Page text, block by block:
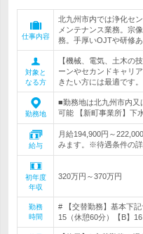
仕事内容
北九州市内では浄化セ
メンテナンス業務。宗
務。手厚いOJTや研修あ
対象と
なる方
【機械、電気、土木の
ーンやセカンドキャリ
きたい方には最適です。
勤務地
■勤務地は北九州市内
可能 【新町事業所】下
給与
月給194,900円～
みます。※待遇条件の
初年度
年収
320万円～370万円
勤務
時間
# 【交替勤務】基本下
15（休憩60分）【B】